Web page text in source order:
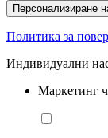
Персонализиране
Политика за
Индивидуални
Маркетинг